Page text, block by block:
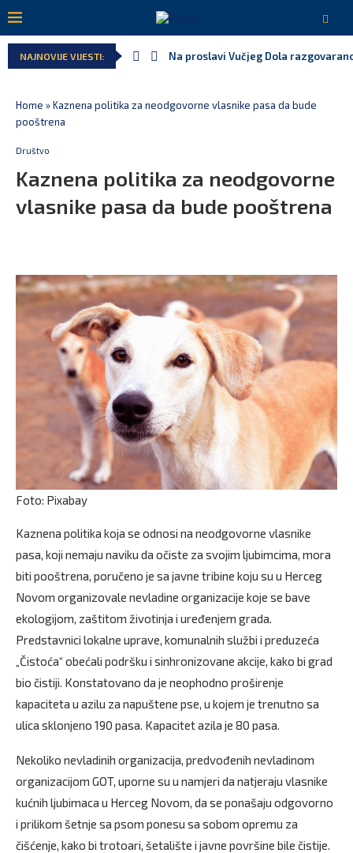
NAJNOVIJE VIJESTI: Na proslavi Vučjeg Dola
Home »Kaznena politika za neodgovorne vlasnike pasa da bude
pooštrena
Društvo
Kaznena politika za neodgovorne
vlasnike pasa da bude pooštrena
Foto: Pixabay
Kaznena politika koja se odnosi na neodgovorne vlasnike
pasa, koji nemaju naviku da očiste za svojim ljubimcima, mora
biti pooštrena, poručeno je sa javne tribine koju su u Herceg
Novom organizovale nevladine organizacije koje se bave
ekologijom, zaštitom životinja i uređenjem grada.
Predstavnici lokalne uprave, komunalnih službi i preduzeća
„Čistoća“ obećali podršku i sinhronizovane akcije, kako bi grad
bio čistiji. Konstatovano da je neophodno proširenje
kapaciteta u azilu za napuštene pse, u kojem je trenutno sa
ulica sklonjeno 190 pasa. Kapacitet azila je 80 pasa.
Nekoliko nevladinih organizacija, predvođenih nevladinom
organizacijom GOT, uporne su u namjeri da natjeraju vlasnike
kućnih ljubimaca u Herceg Novom, da se ponašaju odgovorno
i prilikom šetnje sa psom ponesu sa sobom opremu za
čišćenje, kako bi trotoari, šetalište i javne površine bile čistije.